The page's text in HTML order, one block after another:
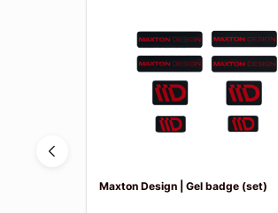
Maxton Design | Gel badge (set)